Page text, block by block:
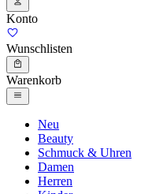
Konto
Wunschlisten
Warenkorb
Neu
Beauty
Schmuck & Uhren
Damen
Herren